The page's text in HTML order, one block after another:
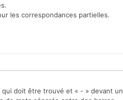
les correspondances partielles.
doit être trouvé et « - » devant un